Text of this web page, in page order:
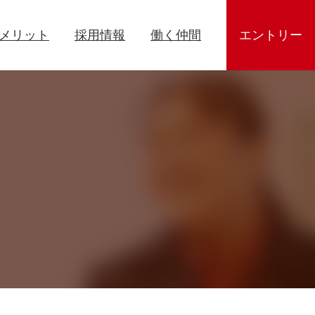
リット 採用情報 働く仲間 エントリー